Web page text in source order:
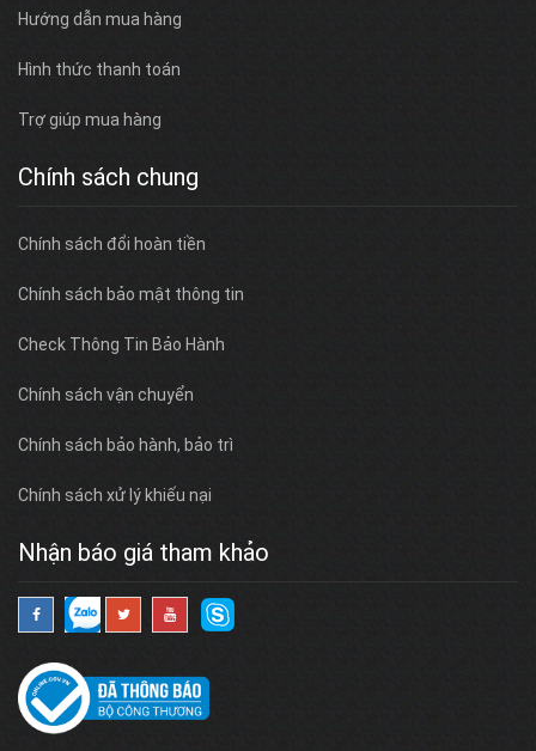
Hướng dẫn mua hàng
Hình thức thanh toán
Trợ giúp mua hàng
Chính sách chung
Chính sách đổi hoàn tiền
Chính sách bảo mật thông tin
Check Thông Tin Bảo Hành
Chính sách vận chuyển
Chính sách bảo hành, bảo trì
Chính sách xử lý khiếu nại
Nhận báo giá tham khảo